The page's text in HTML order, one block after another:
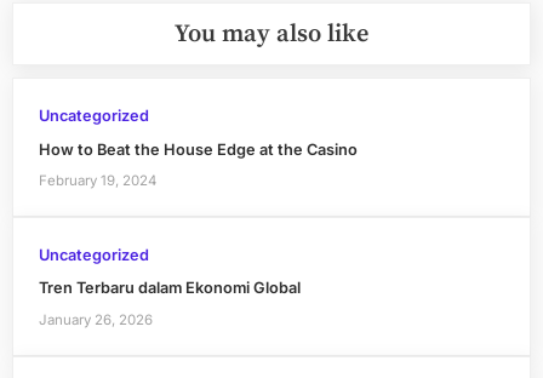
You may also like
Uncategorized
How to Beat the House Edge at the Casino
February 19, 2024
Uncategorized
Tren Terbaru dalam Ekonomi Global
January 26, 2026